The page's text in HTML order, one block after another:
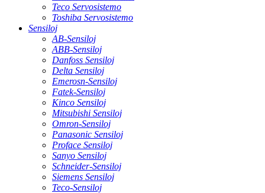
Teco Servosistemo
Toshiba Servosistemo
Sensiloj
AB-Sensiloj
ABB-Sensiloj
Danfoss Sensiloj
Delta Sensiloj
Emerosn-Sensiloj
Fatek-Sensiloj
Kinco Sensiloj
Mitsubishi Sensiloj
Omron-Sensiloj
Panasonic Sensiloj
Proface Sensiloj
Sanyo Sensiloj
Schneider-Sensiloj
Siemens Sensiloj
Teco-Sensiloj